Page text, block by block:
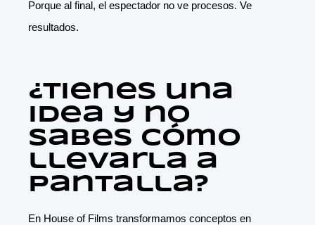
Porque al final, el espectador no ve procesos. Ve
resultados.
¿Tienes una
idea y no
sabes cómo
llevarla a
pantalla?
En House of Films transformamos conceptos en